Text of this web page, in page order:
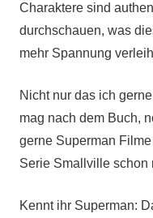
Charaktere sind
durchschauen, was
mehr Spannung
Nicht nur das ich
mag nach dem Buch,
gerne Superman
Serie Smallville schon
Kennt ihr Superman: